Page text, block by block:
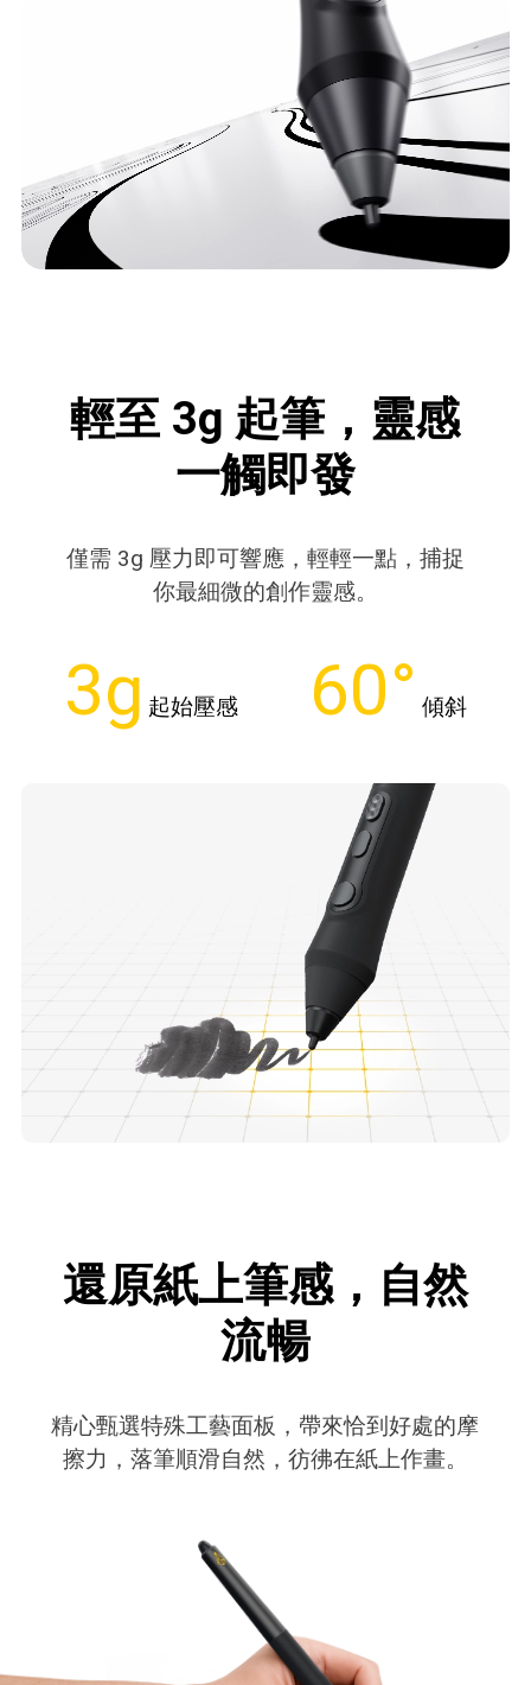
輕至 3g 起筆， 靈感
一觸即發
僅需 3g 壓力即可響應，輕輕一點，捕捉
你最細微的創作靈感。
3g 起始壓感 60° 傾斜
還原紙上筆感，自然
流暢
精心甄選特殊工藝面板，帶來恰到好處的摩
擦力，落筆順滑自然，彷彿在紙上作畫。